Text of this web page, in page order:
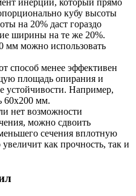
кубу высоты
на 20% даст гораздо
ширины на те же 20%.
мм можно использовать
менее эффективен
площадь опирания и
устойчивости. Например,
60х200 мм.
нет возможности
можно сдвоить
сечения вплотную
как прочность, так и